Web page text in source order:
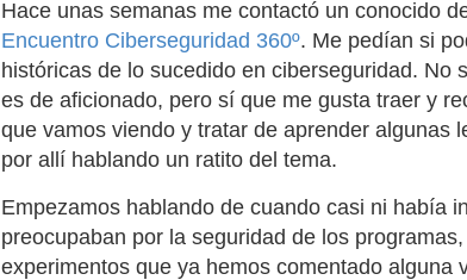
Hace unas semanas me contactó un conocido
Encuentro Ciberseguridad 360º. Me pedían si
históricas de lo sucedido en ciberseguridad. No
es de aficionado, pero sí que me gusta traer y
que vamos viendo y tratar de aprender algunas
por allí hablando un ratito del tema.
Empezamos hablando de cuando casi ni había
preocupaban por la seguridad de los
experimentos que ya hemos comentado alguna